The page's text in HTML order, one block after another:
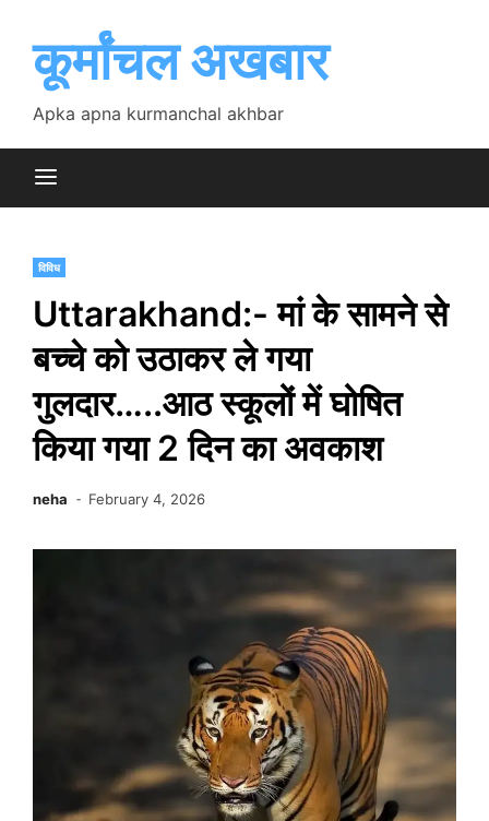
contentकूर्मांचल अखबार
Apka apna kurmanchal akhbar
विविध
Uttarakhand:- मां के सामने से
बच्चे को उठाकर ले गया
गुलदार…..आठ स्कूलों में घोषित
किया गया 2 दिन का अवकाश
neha February 4, 2026